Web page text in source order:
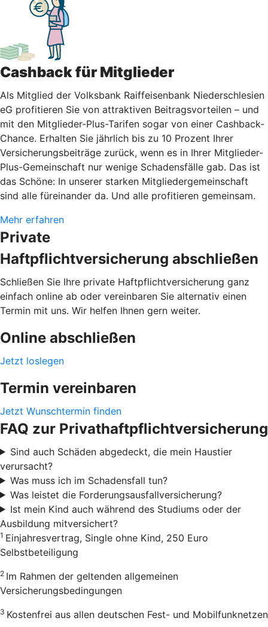
Cashback für Mitglieder
Als Mitglied der Volksbank Raiffeisenbank Niederschlesien
eG profitieren Sie von attraktiven Beitragsvorteilen – und
mit den Mitglieder-Plus-Tarifen sogar von einer Cashback-
Chance. Erhalten Sie jährlich bis zu 10 Prozent Ihrer
Versicherungsbeiträge zurück, wenn es in Ihrer Mitglieder-
Plus-Gemeinschaft nur wenige Schadensfälle gab. Das ist
das Schöne: In unserer starken Mitgliedergemeinschaft
sind alle füreinander da. Und alle profitieren gemeinsam.
Mehr erfahren
Private
Haftpflichtversicherung abschließen
Schließen Sie Ihre private Haftpflichtversicherung ganz
einfach online ab oder vereinbaren Sie alternativ einen
Termin mit uns. Wir helfen Ihnen gern weiter.
Online abschließen
Jetzt loslegen
Termin vereinbaren
Jetzt Wunschtermin finden
FAQ zur Privathaftpflichtversicherung
Sind auch Schäden abgedeckt, die mein Haustier
verursacht?
Was muss ich im Schadensfall tun?
Was leistet die Forderungsausfallversicherung?
Ist mein Kind auch während des Studiums oder der
Ausbildung mitversichert?
1 Einjahresvertrag, Single ohne Kind, 250 Euro
Selbstbeteiligung
2 Im Rahmen der geltenden allgemeinen
Versicherungsbedingungen
3 Kostenfrei aus allen deutschen Fest- und Mobilfunknetzen